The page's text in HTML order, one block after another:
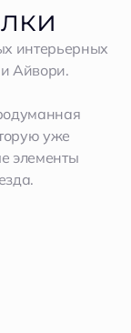
интерьерных
Айвори.
уже
элементы